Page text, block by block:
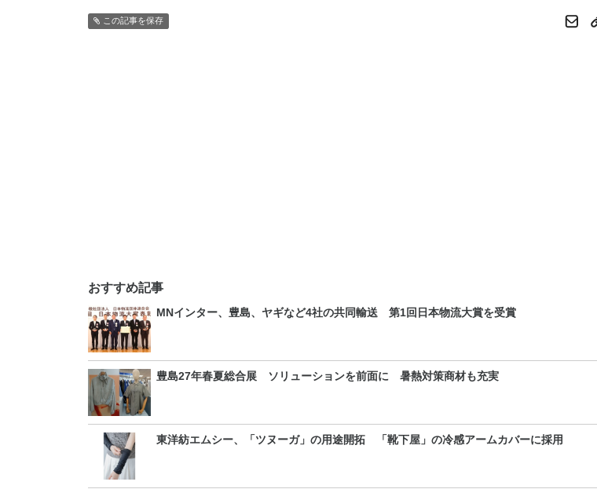
この記事を保存
おすすめ記事
MNインター、豊島、ヤギなど4社の共同輸送 第1回日本物流大賞を受賞
豊島27年春夏総合展 ソリューションを前面に 暑熱対策商材も充実
東洋紡エムシー、「ツヌーガ」の用途開拓 「靴下屋」の冷感アームカバーに採用